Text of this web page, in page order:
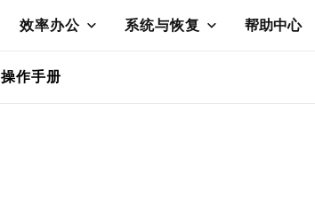
效率办公 系统与恢复 帮助中心
操作手册